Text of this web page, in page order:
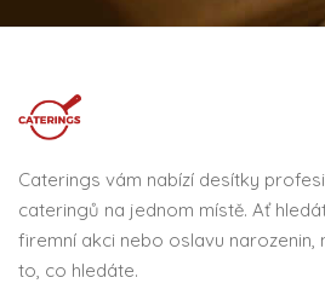
Caterings vám nabízí desítky
cateringů na jednom místě. Ať
firemní akci nebo oslavu narozenin,
to, co hledáte.